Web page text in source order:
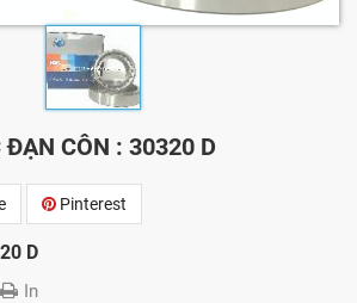
CÔN : 30320 D
Pinterest
D
In